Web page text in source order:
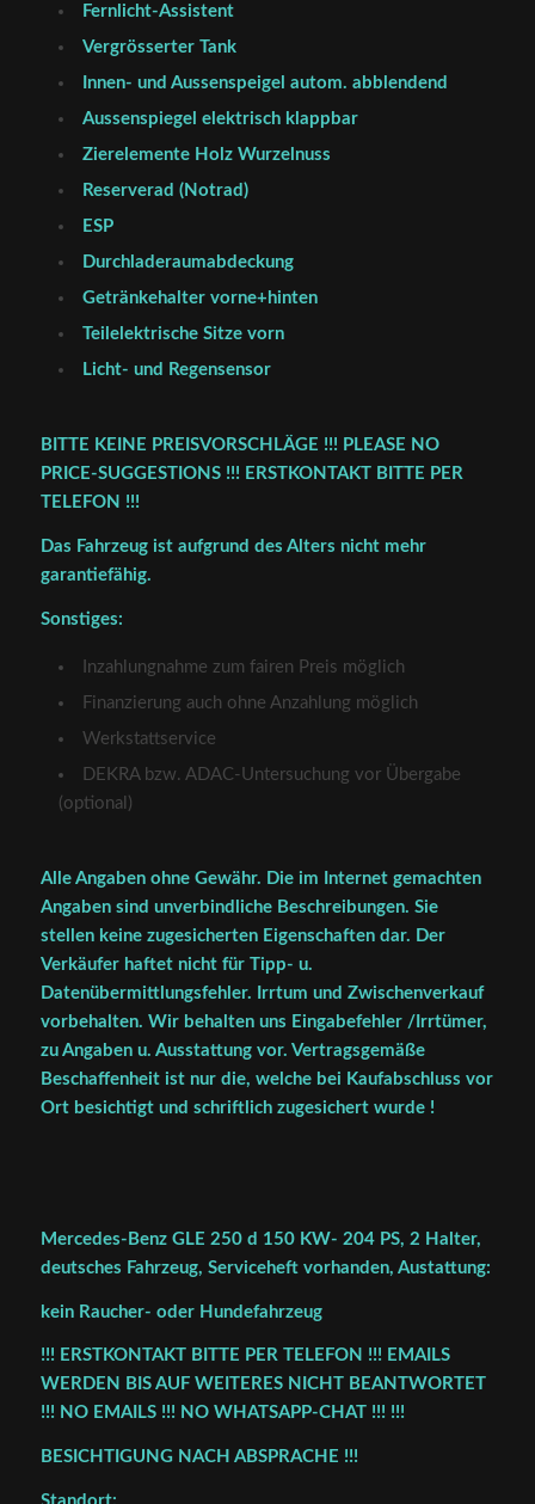
Fernlicht-Assistent
Vergrösserter Tank
Innen- und Aussenspeigel autom. abblendend
Aussenspiegel elektrisch klappbar
Zierelemente Holz Wurzelnuss
Reserverad (Notrad)
ESP
Durchladeraumabdeckung
Getränkehalter vorne+hinten
Teilelektrische Sitze vorn
Licht- und Regensensor
BITTE KEINE PREISVORSCHLÄGE !!! PLEASE NO
PRICE-SUGGESTIONS !!! ERSTKONTAKT BITTE PER
TELEFON !!!
Das Fahrzeug ist aufgrund des Alters nicht mehr
garantiefähig.
Sonstiges:
Inzahlungnahme zum fairen Preis möglich
Finanzierung auch ohne Anzahlung möglich
Werkstattservice
DEKRA bzw. ADAC-Untersuchung vor Übergabe
(optional)
Alle Angaben ohne Gewähr. Die im Internet gemachten
Angaben sind unverbindliche Beschreibungen. Sie
stellen keine zugesicherten Eigenschaften dar. Der
Verkäufer haftet nicht für Tipp- u.
Datenübermittlungsfehler. Irrtum und Zwischenverkauf
vorbehalten. Wir behalten uns Eingabefehler /Irrtümer,
zu Angaben u. Ausstattung vor. Vertragsgemäße
Beschaffenheit ist nur die, welche bei Kaufabschluss vor
Ort besichtigt und schriftlich zugesichert wurde !
Mercedes-Benz GLE 250 d 150 KW- 204 PS, 2 Halter,
deutsches Fahrzeug, Serviceheft vorhanden, Austattung:
kein Raucher- oder Hundefahrzeug
!!! ERSTKONTAKT BITTE PER TELEFON !!! EMAILS
WERDEN BIS AUF WEITERES NICHT BEANTWORTET
!!! NO EMAILS !!! NO WHATSAPP-CHAT !!! !!!
BESICHTIGUNG NACH ABSPRACHE !!!